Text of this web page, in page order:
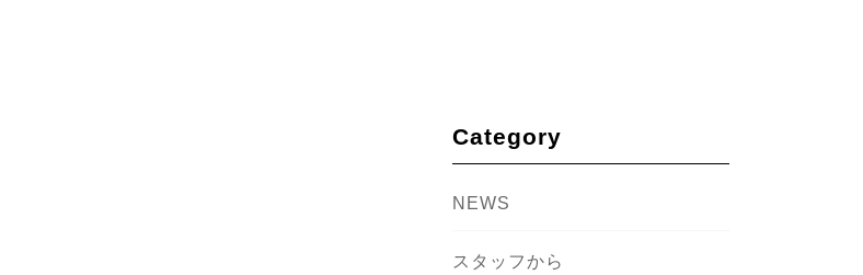
Category
NEWS
スタッフから